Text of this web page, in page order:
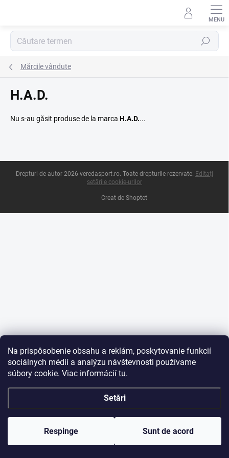
Na prispôsobenie obsahu a reklám, poskytovanie funkcií
sociálnych médií a analýzu návštevnosti používame
súbory cookie. Viac informácií tu.
Setări
Respinge Sunt de acord
Căutare
Mărcile vândute
H.A.D.
Nu s-au găsit produse de la marca H.A.D....
o
Creat de Shoptet
Drepturi de autor 2026 veredasport.ro. Toate drepturile rezervate. Editați
setările cookie-urilor